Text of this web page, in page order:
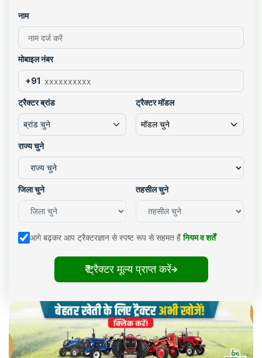
नाम
मोबाइल नंबर
+91
ट्रैक्टर ब्रांड
ब्रांड चुने
ट्रैक्टर मॉडल
मॉडल चुने
राज्य चुने
जिला चुने तहसील चुने
आगे बढ़कर आप ट्रैक्टरज्ञान से स्पष्ट रूप से सहमत हैं नियम व शर्तें
₹ ट्रैक्टर मूल्य प्राप्त करें